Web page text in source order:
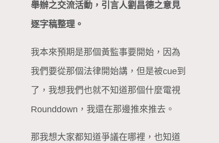
舉辦之交流活動，引言人劉昌德之意見
逐字稿整理。
我本來預期是那個黃監事要開始，因為
我們要從那個法律開始講，但是被cue到
了，我想我們也就不知道那個什麼電視
Rounddown，我還在那邊推來推去。
那我想大家都知道爭議在哪裡，也知道